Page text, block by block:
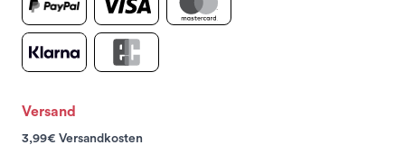
Versand
3,99€ Versandkosten